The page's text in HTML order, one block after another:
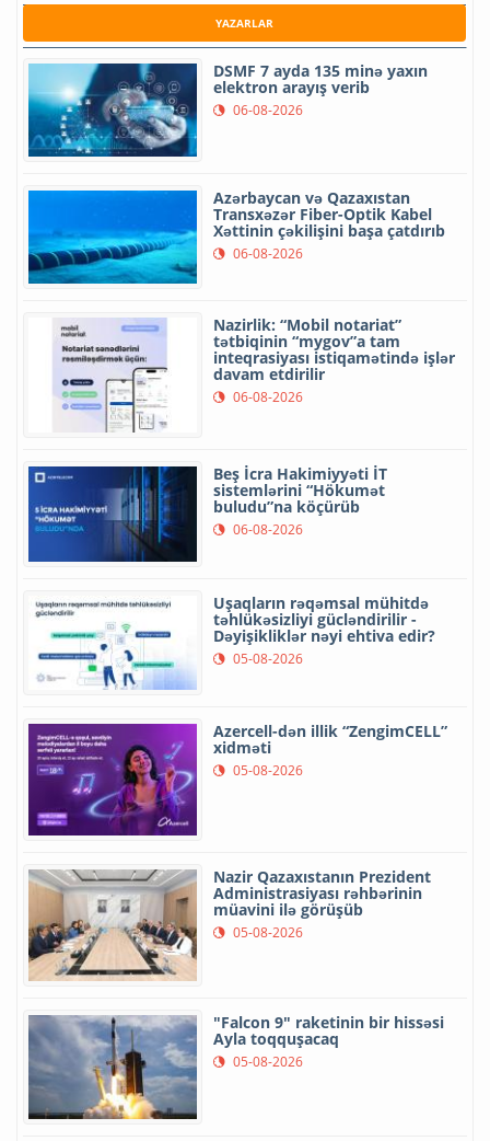
YAZARLAR
DSMF 7 ayda 135 minə yaxın
elektron arayış verib
06-08-2026
Azərbaycan və Qazaxıstan
Transxəzər Fiber-Optik Kabel
Xəttinin çəkilişini başa çatdırıb
06-08-2026
Nazirlik: “Mobil notariat”
tətbiqinin “mygov”a tam
inteqrasiyası istiqamətində işlər
davam etdirilir
06-08-2026
Beş İcra Hakimiyyəti İT
sistemlərini “Hökumət
buludu”na köçürüb
06-08-2026
Uşaqların rəqəmsal mühitdə
təhlükəsizliyi gücləndirilir -
Dəyişikliklər nəyi ehtiva edir?
05-08-2026
Azercell-dən illik “ZengimCELL”
xidməti
05-08-2026
Nazir Qazaxıstanın Prezident
Administrasiyası rəhbərinin
müavini ilə görüşüb
05-08-2026
"Falcon 9" raketinin bir hissəsi
Ayla toqquşacaq
05-08-2026